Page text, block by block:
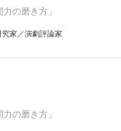
の磨き方」
家／演劇評論家
の磨き方」